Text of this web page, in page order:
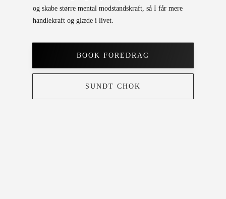
og skabe større mental modstandskraft, så I får mere
handlekraft og glæde i livet.
BOOK FOREDRAG
SUNDT CHOK